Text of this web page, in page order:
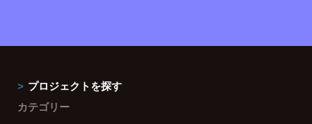
プロジェクトを探す
カテゴリー